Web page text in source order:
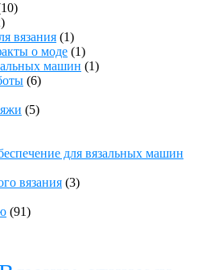
вязания (1)
о моде (1)
машин (1)
(6)
(5)
для вязальных машин
вязания (3)
(91)